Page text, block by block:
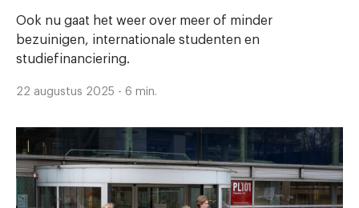
Ook nu gaat het weer over meer of minder
bezuinigen, internationale studenten en
studiefinanciering.
22 augustus 2025 - 6 min.